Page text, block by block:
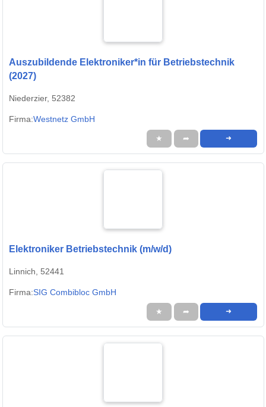
Auszubildende Elektroniker*in für Betriebstechnik
(2027)
Niederzier, 52382
Firma:Westnetz GmbH
★ ➦ ➜
Elektroniker Betriebstechnik (m/w/d)
Linnich, 52441
Firma:SIG Combibloc GmbH
★ ➦ ➜